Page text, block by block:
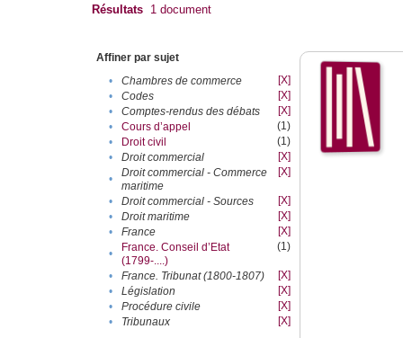
Résultats 1 document
Affiner par sujet
•
Chambres de commerce
[X]
•
Codes
[X]
•
Comptes-rendus des débats
[X]
•
Cours d’appel
(1)
•
Droit civil
(1)
•
Droit commercial
[X]
•
Droit commercial - Commerce
maritime
[X]
• Droit commercial - Sources
[X]
•
Droit maritime
[X]
•
France
[X]
•
France. Conseil d’Etat
(1799-....)
(1)
• France. Tribunat (1800-1807)
[X]
•
Législation
[X]
•
Procédure civile
[X]
•
Tribunaux
[X]